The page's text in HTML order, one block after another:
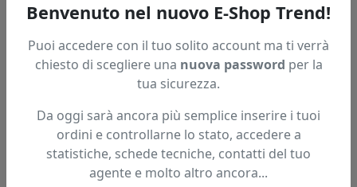
Articolo non trovato.
Hai trovato questo prodotto ad un prezzo più basso?
Fai una segnalazione
Benvenuto nel nuovo E-Shop Trend!
Puoi accedere con il tuo solito account ma ti verrà
chiesto di scegliere una nuova password per la
tua sicurezza.
Da oggi sarà ancora più semplice inserire i tuoi
ordini e controllarne lo stato, accedere a
statistiche, schede tecniche, contatti del tuo
agente e molto altro ancora...